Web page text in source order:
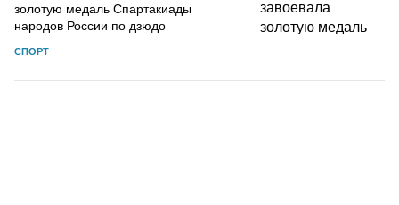
золотую медаль Спартакиады
народов России по дзюдо
СПОРТ